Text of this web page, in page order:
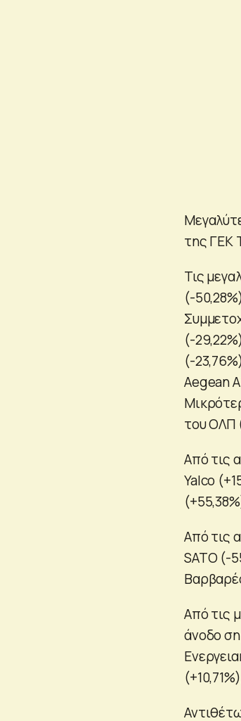
της ΓΕΚ
Τις
(-
(-
(-
Aegean
του ΟΛΠ
Από τις
Yalco
Από τις
SATO (-
Από τις
άνοδο